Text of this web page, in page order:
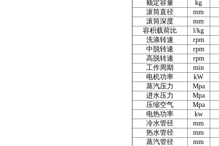
额定容量
kg
滚筒直径
mm
滚筒深度
mm
容积载荷比
l/kg
洗涤转速
rpm
中脱转速
rpm
高脱转速
rpm
工作周期
min
电机功率
kW
蒸汽压力
Mpa
进水压力
Mpa
压缩空气
Mpa
电热功率
kw
冷水管径
mm
热水管径
mm
蒸汽管径
mm